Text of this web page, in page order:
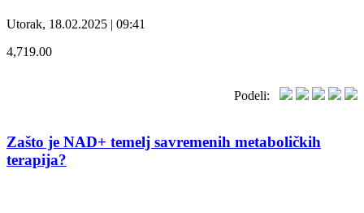
Utorak, 18.02.2025 | 09:41
4,719.00
Podeli:
Zašto je NAD+ temelj savremenih metaboličkih
terapija?